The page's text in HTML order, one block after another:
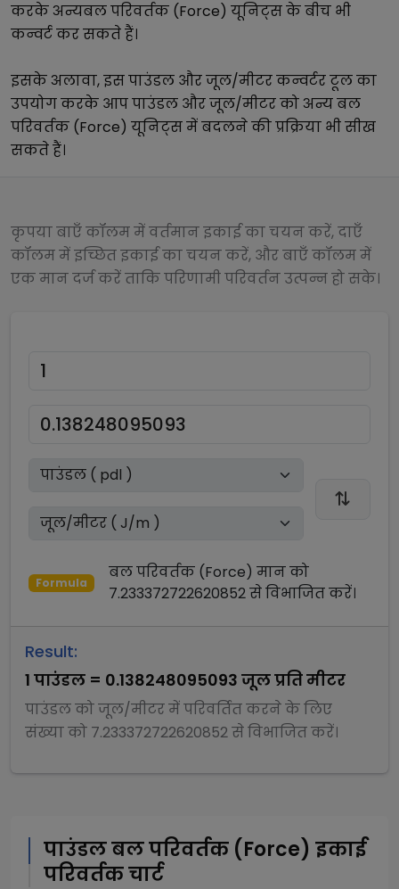
करके अन्यबल परिवर्तक (Force) यूनिट्स के बीच भी
कन्वर्ट कर सकते हैं।
इसके अलावा, इसपाउंडल औरजूल/मीटरकन्वर्टर टूल का
उपयोग करके आपपाउंडल औरजूल/मीटरको अन्यबल
परिवर्तक (Force) यूनिट्स में बदलने की प्रक्रिया भी सीख
सकते हैं।
कृपया बाएँ कॉलम में वर्तमान इकाई का चयन करें, दाएँ
कॉलम में इच्छित इकाई का चयन करें, और बाएँ कॉलम में
एक मान दर्ज करें ताकि परिणामी परिवर्तन उत्पन्न हो सके।
Formula
बल परिवर्तक (Force) मान को
7.233372722620852सेविभाजितकरें।
Result:
1 पाउंडल = 0.138248095093 जूल प्रति मीटर
पाउंडलकोजूल/मीटरमें परिवर्तित करने के लिए
संख्या को 7.233372722620852सेविभाजितकरें।
पाउंडलबल परिवर्तक (Force) इकाई
परिवर्तक चार्ट